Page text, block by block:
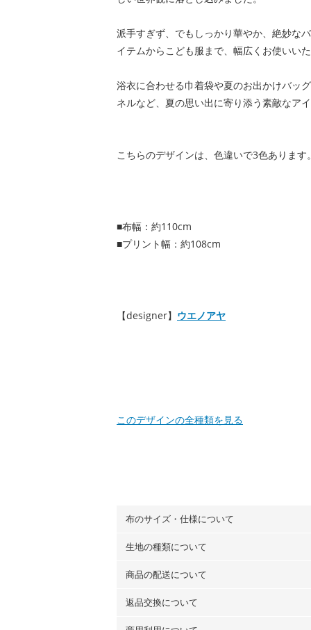
派手すぎず、でもしっかり華やか、絶妙な
イテムからこども服まで、幅広くお使いい
浴衣に合わせる巾着袋や夏のお出かけバッ
ネルなど、夏の思い出に寄り添う素敵なア
こちらのデザインは、色違いで3色あります
■布幅：約110cm
■プリント幅：約108cm
【designer】 ウエノアヤ
このデザインの全種類を見る
布のサイズ・仕様について
布の長さは50cm単位での販売になります
生地の種類について
・現在、すべてのデザインのプリントに
ーン）・コットンリネン（ビエラ織）・
（キャンバス・11号帆布）です。
商品の配送について
・ネコポスでの配送は、布は2mまで型
返品交換について